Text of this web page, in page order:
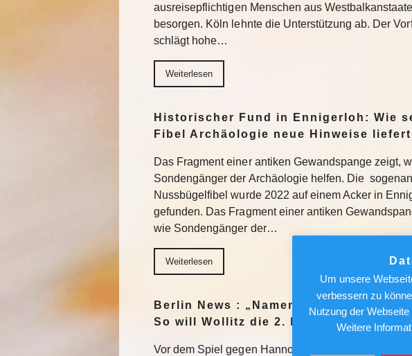
ausreisepflichtigen Menschen aus
besorgen. Köln lehnte die Unterstützung ab. Der
schlägt hohe…
Weiterlesen
Historischer Fund in Ennigerloh: Wie
Fibel Archäologie neue Hinweise liefert
Das Fragment einer antiken Gewandspange zeigt,
Sondengänger der Archäologie helfen. Die
Nussbügelfibel wurde 2022 auf einem Acker in
gefunden. Das Fragment einer antiken
wie Sondengänger der…
Weiterlesen
Berlin News : „Namen machen, nicht
So will Wollitz die 2. Bundesliga
Vor dem Spiel gegen Hannover 96 bezieht Claus-
Um unsere
verbessern zu
Nutzung der
Weitere